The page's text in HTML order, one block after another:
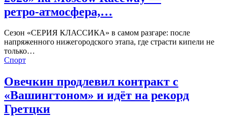
ретро‑атмосфера,…
Сезон «СЕРИЯ КЛАССИКА» в самом разгаре: после
напряженного нижегородского этапа, где страсти кипели не
только…
Спорт
Овечкин продлевил контракт с
«Вашингтоном» и идёт на рекорд
Гретцки